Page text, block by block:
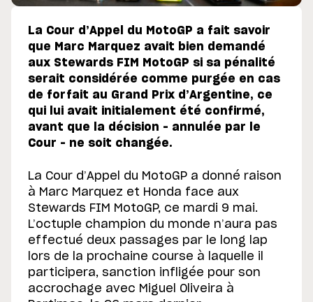
La Cour d’Appel du MotoGP a fait savoir
que Marc Marquez avait bien demandé
aux Stewards FIM MotoGP si sa pénalité
serait considérée comme purgée en cas
de forfait au Grand Prix d’Argentine, ce
qui lui avait initialement été confirmé,
avant que la décision – annulée par le
Cour – ne soit changée.
La Cour d’Appel du MotoGP a donné raison
à Marc Marquez et Honda face aux
Stewards FIM MotoGP, ce mardi 9 mai.
L’octuple champion du monde n’aura pas
effectué deux passages par le long lap
lors de la prochaine course à laquelle il
participera, sanction infligée pour son
accrochage avec Miguel Oliveira à